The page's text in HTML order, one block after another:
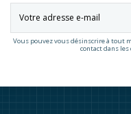
Vous pouvez vous désinscrire à tout
contact dans